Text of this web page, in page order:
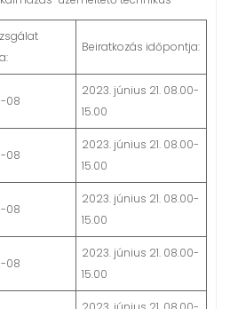
Beiratkozás időpontja:
08
2023. június 21. 08.00-
15.00
08
2023. június 21. 08.00-
15.00
08
2023. június 21. 08.00-
15.00
08
2023. június 21. 08.00-
15.00